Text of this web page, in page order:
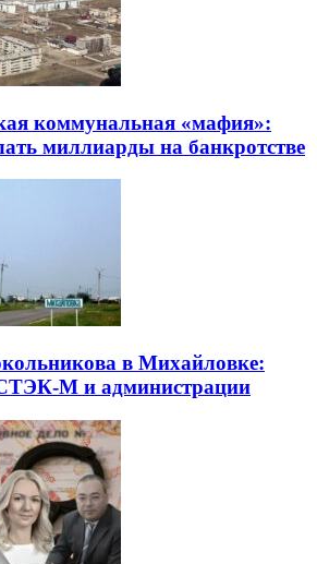
коммунальная «мафия»:
миллиарды на банкротстве
в Михайловке:
М и администрации